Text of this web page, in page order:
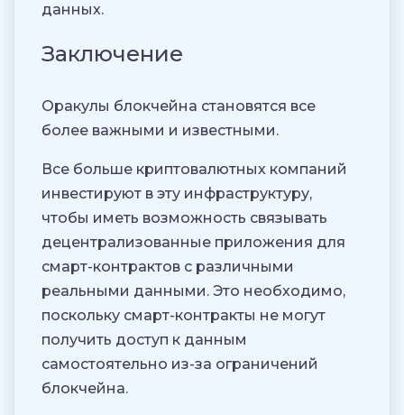
данных.
Заключение
Оракулы блокчейна становятся все
более важными и известными.
Все больше криптовалютных компаний
инвестируют в эту инфраструктуру,
чтобы иметь возможность связывать
децентрализованные приложения для
смарт-контрактов с различными
реальными данными. Это необходимо,
поскольку смарт-контракты не могут
получить доступ к данным
самостоятельно из-за ограничений
блокчейна.